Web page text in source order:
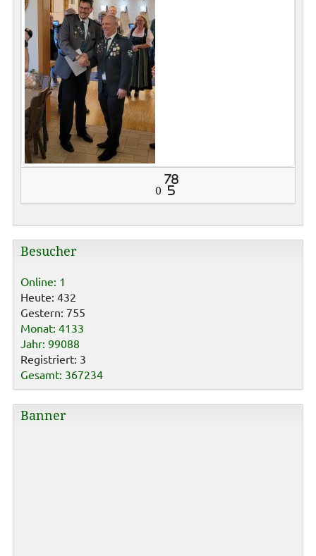
0
78
5
Besucher
Online: 1
Heute: 432
Gestern: 755
Monat: 4133
Jahr: 99088
Registriert: 3
Gesamt: 367234
Banner